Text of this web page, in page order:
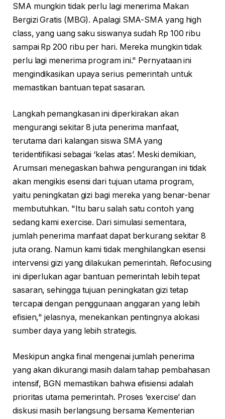
SMA mungkin tidak perlu lagi menerima Makan
Bergizi Gratis (MBG). Apalagi SMA-SMA yang high
class, yang uang saku siswanya sudah Rp 100 ribu
sampai Rp 200 ribu per hari. Mereka mungkin tidak
perlu lagi menerima program ini." Pernyataan ini
mengindikasikan upaya serius pemerintah untuk
memastikan bantuan tepat sasaran.
Langkah pemangkasan ini diperkirakan akan
mengurangi sekitar 8 juta penerima manfaat,
terutama dari kalangan siswa SMA yang
teridentifikasi sebagai ‘kelas atas’. Meski demikian,
Arumsari menegaskan bahwa pengurangan ini tidak
akan mengikis esensi dari tujuan utama program,
yaitu peningkatan gizi bagi mereka yang benar-benar
membutuhkan. "Itu baru salah satu contoh yang
sedang kami exercise. Dari simulasi sementara,
jumlah penerima manfaat dapat berkurang sekitar 8
juta orang. Namun kami tidak menghilangkan esensi
intervensi gizi yang dilakukan pemerintah. Refocusing
ini diperlukan agar bantuan pemerintah lebih tepat
sasaran, sehingga tujuan peningkatan gizi tetap
tercapai dengan penggunaan anggaran yang lebih
efisien," jelasnya, menekankan pentingnya alokasi
sumber daya yang lebih strategis.
Meskipun angka final mengenai jumlah penerima
yang akan dikurangi masih dalam tahap pembahasan
intensif, BGN memastikan bahwa efisiensi adalah
prioritas utama pemerintah. Proses ‘exercise’ dan
diskusi masih berlangsung bersama Kementerian